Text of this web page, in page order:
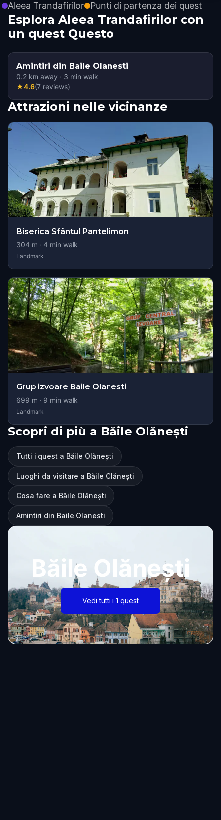
Aleea Trandafirilor Punti di partenza dei quest
Esplora Aleea Trandafirilor con
un quest Questo
Amintiri din Baile Olanesti
0.2 km away · 3 min walk
★4.6(7 reviews)
Attrazioni nelle vicinanze
Biserica Sfântul Pantelimon
304 m · 4 min walk
Landmark
Grup izvoare Baile Olanesti
699 m · 9 min walk
Landmark
Scopri di più a Băile Olănești
Tutti i quest a Băile Olănești
Luoghi da visitare a Băile Olănești
Cosa fare a Băile Olănești
Amintiri din Baile Olanesti
Băile Olănești
Vedi tutti i 1 quest